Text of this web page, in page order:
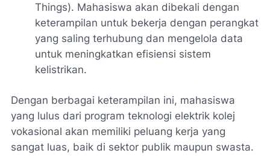
Things). Mahasiswa akan dibekali dengan
keterampilan untuk bekerja dengan perangkat
yang saling terhubung dan mengelola data
untuk meningkatkan efisiensi sistem
kelistrikan.
Dengan berbagai keterampilan ini, mahasiswa
yang lulus dari program teknologi elektrik kolej
vokasional akan memiliki peluang kerja yang
sangat luas, baik di sektor publik maupun swasta.